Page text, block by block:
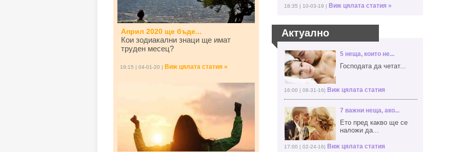
Април 2020 ще бъде...
Кои зодиакални знаци ще имат
труден месец?
19:15 | 04-01-20 | Виж цялата статия »
18:35 | 10-03-19 | Виж цялата статия »
Актуално
5 неща, които не...
Господата да четат...
16:00 | 08-31-16| Виж цялата статия
7 важни неща, ако...
Ето пред какво ще се
наложи да...
17:00 | 02-24-16| Виж цялата статия